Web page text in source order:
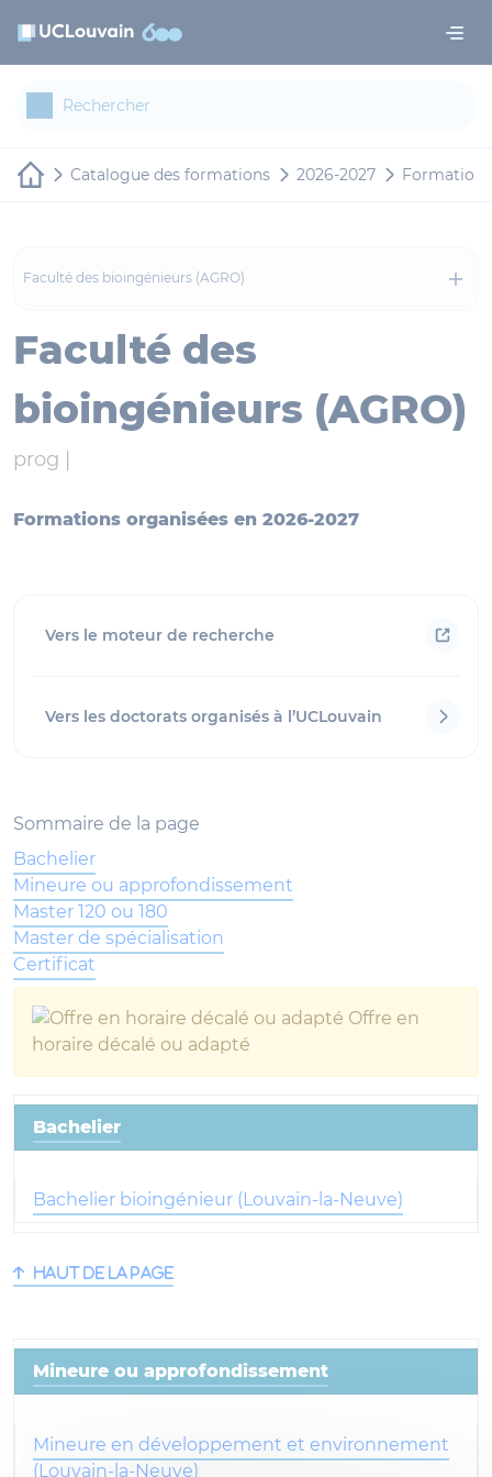
Catalogue des formations 2026-2027
Faculté des bioingénieurs (AGRO)
Faculté des
bioingénieurs (AGRO)
prog |
Formations organisées en 2026-2027
Vers le moteur de recherche
Vers les doctorats organisés à l’UCLouvain
Sommaire de la page
Bachelier
Mineure ou approfondissement
Master 120 ou 180
Master de spécialisation
Certificat
Offre en
horaire décalé ou adapté
Bachelier
Bachelier bioingénieur (Louvain-la-Neuve)
Haut de la page
Mineure ou approfondissement
Mineure en développement et environnement
(Louvain-la-Neuve)